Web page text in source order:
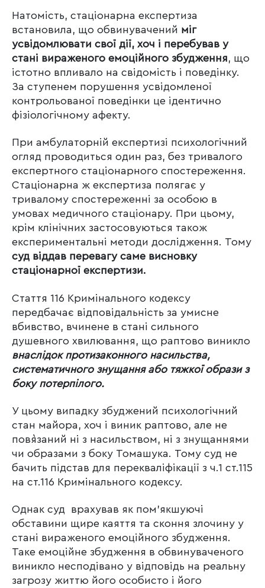
Натомість, стаціонарна експертиза
встановила, що обвинувачений міг
усвідомлювати свої дії, хоч і перебував у
стані вираженого емоційного збудження, що
істотно впливало на свідомість і поведінку.
За ступенем порушення усвідомленої
контрольованої поведінки це ідентично
фізіологічному афекту.
При амбулаторній експертизі психологічний
огляд проводиться один раз, без тривалого
експертного стаціонарного спостереження.
Стаціонарна ж експертиза полягає у
тривалому спостереженні за особою в
умовах медичного стаціонару. При цьому,
крім клінічних застосовуються також
експериментальні методи дослідження. Тому
суд віддав перевагу саме висновку
стаціонарної експертизи.
Стаття 116 Кримінального кодексу
передбачає відповідальність за умисне
вбивство, вчинене в стані сильного
душевного хвилювання, що раптово виникло
внаслідок протизаконного насильства,
систематичного знущання або тяжкої образи з
боку потерпілого.
У цьому випадку збуджений психологічний
стан майора, хоч і виник раптово, але не
пов`язаний ні з насильством, ні з знущаннями
чи образами з боку Томашука. Тому суд не
бачить підстав для перекваліфікації з ч.1 ст.115
на ст.116 Кримінального кодексу.
Однак суд врахував як пом’якшуючі
обставини щире каяття та сконня злочину у
стані вираженого емоційного збудження.
Таке емоційне збудження в обвинуваченого
виникло несподівано у відповідь на реальну
загрозу життю його особисто і його